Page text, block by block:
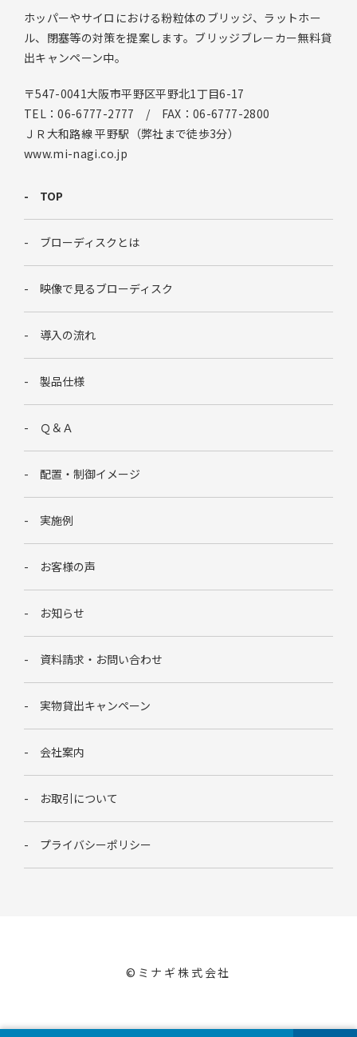
ホッパーやサイロにおける粉粒体のブリッジ、ラットホー
ル、閉塞等の対策を提案します。ブリッジブレーカー無料貸
出キャンペーン中。
〒547-0041大阪市平野区平野北1丁目6-17
TEL：06-6777-2777 / FAX：06-6777-2800
ＪＲ大和路線 平野駅（弊社まで徒歩3分）
www.mi-nagi.co.jp
TOP
ブローディスクとは
映像で見るブローディスク
導入の流れ
製品仕様
Ｑ＆Ａ
配置・制御イメージ
実施例
お客様の声
お知らせ
資料請求・お問い合わせ
実物貸出キャンペーン
会社案内
お取引について
プライバシーポリシー
©︎ミナギ株式会社